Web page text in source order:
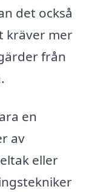
det också
kräver mer
från
en
av
eller